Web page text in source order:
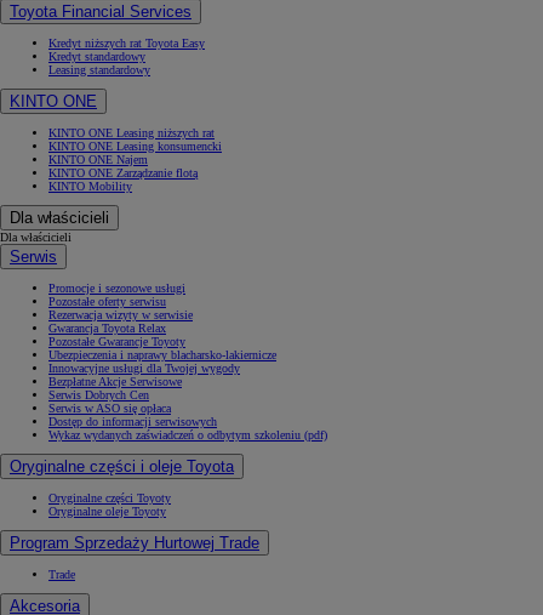
Toyota Financial Services
Kredyt niższych rat Toyota Easy
Kredyt standardowy
Leasing standardowy
KINTO ONE
KINTO ONE Leasing niższych rat
KINTO ONE Leasing konsumencki
KINTO ONE Najem
KINTO ONE Zarządzanie flotą
KINTO Mobility
Dla właścicieli
Dla właścicieli
Serwis
Promocje i sezonowe usługi
Pozostałe oferty serwisu
Rezerwacja wizyty w serwisie
Gwarancja Toyota Relax
Pozostałe Gwarancje Toyoty
Ubezpieczenia i naprawy blacharsko-lakiernicze
Innowacyjne usługi dla Twojej wygody
Bezpłatne Akcje Serwisowe
Serwis Dobrych Cen
Serwis w ASO się opłaca
Dostęp do informacji serwisowych
Wykaz wydanych zaświadczeń o odbytym szkoleniu (pdf)
Oryginalne części i oleje Toyota
Oryginalne części Toyoty
Oryginalne oleje Toyoty
Program Sprzedaży Hurtowej Trade
Trade
Akcesoria